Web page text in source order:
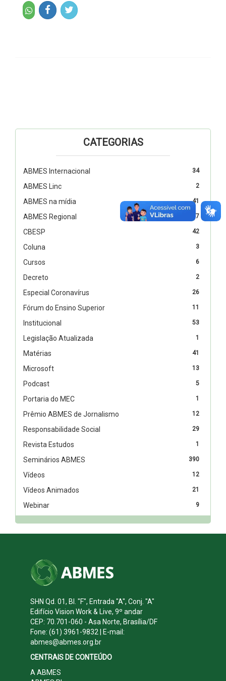
CATEGORIAS
34
ABMES Internacional
2
ABMES Linc
41
ABMES na mídia
17
ABMES Regional
42
CBESP
3
Coluna
6
Cursos
2
Decreto
26
Especial Coronavírus
11
Fórum do Ensino Superior
53
Institucional
1
Legislação Atualizada
41
Matérias
13
Microsoft
5
Podcast
1
Portaria do MEC
12
Prêmio ABMES de Jornalismo
29
Responsabilidade Social
1
Revista Estudos
390
Seminários ABMES
12
Vídeos
21
Vídeos Animados
9
Webinar
SHN Qd. 01, Bl. "F", Entrada "A", Conj. "A"
Edifício Vision Work & Live, 9º andar
CEP: 70.701-060 - Asa Norte, Brasília/DF
Fone: (61) 3961-9832 | E-mail:
abmes@abmes.org.br
CENTRAIS DE CONTEÚDO
A ABMES